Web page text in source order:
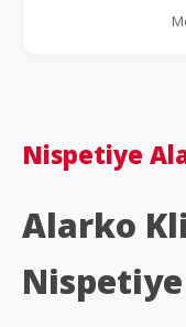
Nispetiye
Alarko